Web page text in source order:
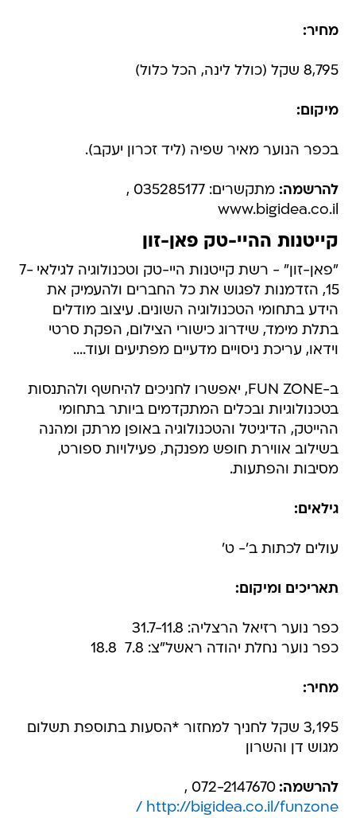
מחיר:
8,795 שקל (כולל לינה, הכל כלול)
מיקום:
בכפר הנוער מאיר שפיה (ליד זכרון יעקב).
להרשמה:
מתקשרים: 035285177 ,
www.bigidea.co.il
קייטנות ההיי-טק פאן-זון
"פאן-זון" - רשת קייטנות היי-טק וטכנולוגיה לגילאי 7-
15, הזדמנות לפגוש את כל החברים ולהעמיק את
הידע בתחומי הטכנולוגיה השונים. עיצוב מודלים
בתלת מימד, שידרוג כישורי הצילום, הפקת סרטי
וידאו, עריכת ניסויים מדעיים מפתיעים ועוד....
ב-FUN ZONE, יאפשרו לחניכים להיחשף ולהתנסות
בטכנולוגיות ובכלים המתקדמים ביותר בתחומי
ההייטק, הדיגיטל והטכנולוגיה באופן מרתק ומהנה
בשילוב אווירת חופש מפנקת, פעילויות ספורט,
מסיבות והפתעות.
גילאים:
עולים לכתות ב'- ט'
תאריכים ומיקום:
כפר נוער רזיאל הרצליה: 31.7-11.8
כפר נוער נחלת יהודה ראשל"צ: 7.8  18.8
מחיר:
3,195 שקל לחניך למחזור *הסעות בתוספת תשלום
מגוש דן והשרון
להרשמה: 072-2147670 ,
http://bigidea.co.il/funzone /